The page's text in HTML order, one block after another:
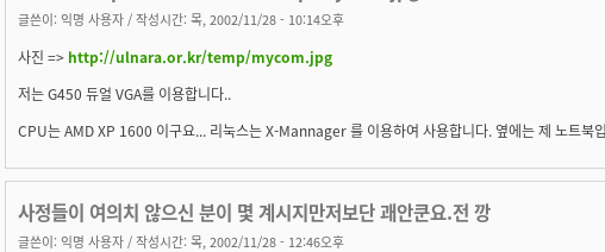
글쓴이: 익명 사용자 / 작성시간: 목, 2002/11/28 - 10:14오후
사진 => http://ulnara.or.kr/temp/mycom.jpg
저는 G450 듀얼 VGA를 이용합니다..
CPU는 AMD XP 1600 이구요... 리눅스는 X-Mannager 를 이용하여 사용합니다. 옆에는 제 노트북
사정들이 여의치 않으신 분이 몇 계시지만저보단 괘안쿤요.전 깡
글쓴이: 익명 사용자 / 작성시간: 목, 2002/11/28 - 12:46오후